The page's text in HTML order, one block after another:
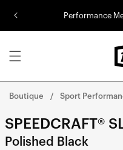
Performance
Boutique Sport
SPEEDCRAFT®
Polished Black